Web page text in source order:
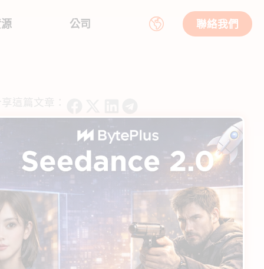
公司 聯絡我們
這篇文章：